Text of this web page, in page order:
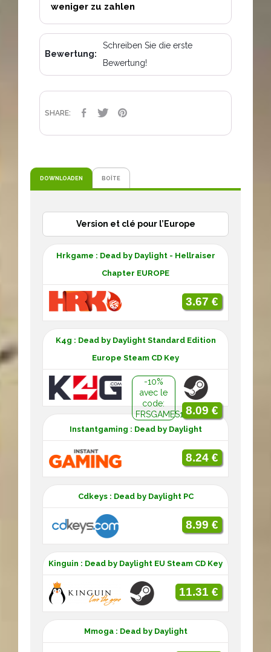
weniger zu zahlen
Bewertung:
Schreiben Sie die erste
Bewertung!
SHARE: TEILENTWEET
DOWNLOADEN BOÎTE
Version et clé pour l’Europe
Hrkgame : Dead by Daylight - Hellraiser
Chapter EUROPE
3.67 €
K4g : Dead by Daylight Standard Edition
Europe Steam CD Key
-10%
avec le
code:
FRSGAMES108.09 €
Instantgaming : Dead by Daylight
8.24 €
Cdkeys : Dead by Daylight PC
8.99 €
Kinguin : Dead by Daylight EU Steam CD Key
11.31 €
Mmoga : Dead by Daylight